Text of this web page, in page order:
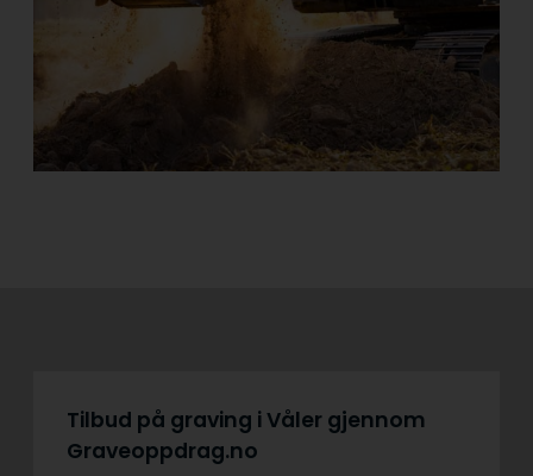
Tilbud på graving i Våler gjennom
Graveoppdrag.no